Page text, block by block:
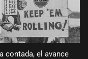
contada, el avance